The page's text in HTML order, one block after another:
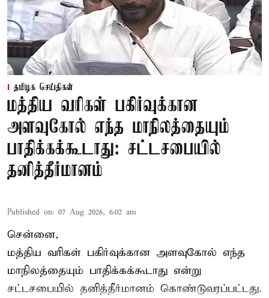
தமிழக செய்திகள்
மத்திய வரிகள் பகிர்வுக்கான
அளவுகோல் எந்த மாநிலத்தையும்
பாதிக்கக்கூடாது: சட்டசபையில்
தனித்தீர்மானம்
Published on: 07 Aug 2026, 6:02 am
சென்னை,
மத்திய வரிகள் பகிர்வுக்கான அளவுகோல் எந்த
மாநிலத்தையும் பாதிக்கக்கூடாது என்று
சட்டசபையில் தனித்தீர்மானம் கொண்டுவரப்பட்டது.